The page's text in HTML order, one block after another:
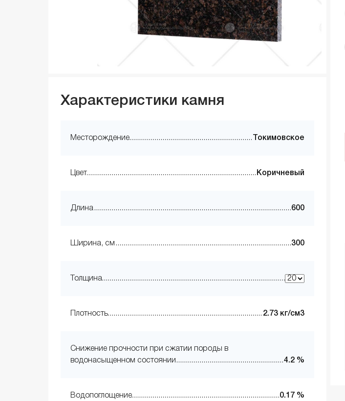
Характеристики камня
Месторождение Токимовское
Цвет Коричневый
Длина 600
Ширина, см 300
Толщина
Плотность 2.73 кг/см3
Снижение прочности при сжатии породы в
водонасыщенном состоянии
4.2 %
Водопоглощение 0.17 %